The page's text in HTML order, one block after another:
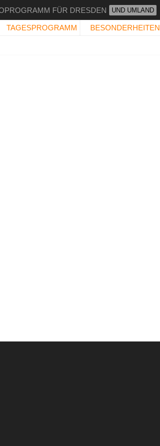
FÜR DRESDEN UND UMLAND
TAGESPROGRAMM BESONDERHEITEN